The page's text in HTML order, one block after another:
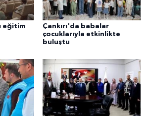
eğitim
Çankırı'da babalar
çocuklarıyla etkinlikte
buluştu